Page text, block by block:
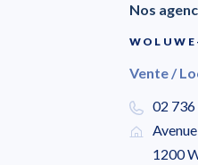
Nos
Vente /
02 736
1200